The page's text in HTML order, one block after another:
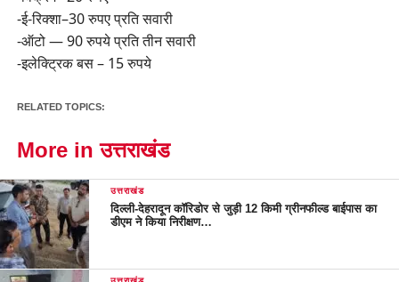
-ई-रिक्शा–30 रुपए प्रति सवारी
-ऑटो — 90 रुपये प्रति तीन सवारी
-इलेक्ट्रिक बस – 15 रुपये
RELATED TOPICS:
More in उत्तराखंड
उत्तराखंड
दिल्ली-देहरादून कॉरिडोर से जुड़ी 12 किमी ग्रीनफील्ड बाईपास का
डीएम ने किया निरीक्षण…